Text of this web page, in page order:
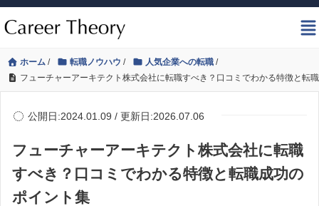
ホーム / 転職ノウハウ / 人気企業への転職 /
フューチャーアーキテクト株式会社に転職すべき？口コミでわかる特徴と転
公開日:2024.01.09 / 更新日:2026.07.06
フューチャーアーキテクト株式会社に転職
すべき？口コミでわかる特徴と転職成功の
ポイント集